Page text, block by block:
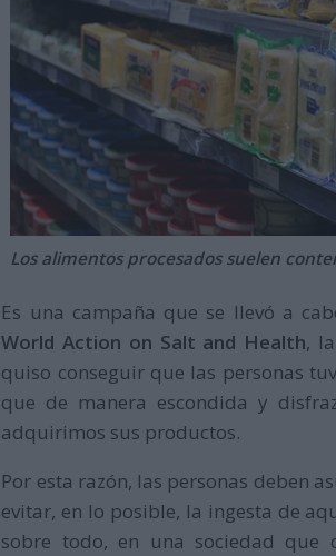
Los alimentos procesados suelen
Es una campaña que se llevó a
World Action on Salt and Health,
quiso conseguir que las personas
que de manera escondida y
adquirimos sus productos.
Por esta razón, las personas deben
evitar, en lo posible, la ingesta de
sobre todo, en una sociedad